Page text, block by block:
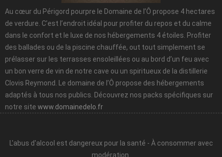
Au cœur du Périgord pourpre le Domaine de l’Ô propose 4 hectares
de verdure. C’est l’endroit idéal pour profiter du repos et du calme
dans le confort et le luxe de nos hébergements 4 étoiles. Profiter
des ballades ou de la piscine chauffée, out tout simplement se
prélasser sur les terrasses ensoleillées ou au bord d’un feu avec
un bon verre de vin de notre cave ou un spiritueux de la distillerie
Clovis Reymond. Le domaine de l’Ô propose des hébergements
adaptés à tous nos publics. Découvrez nos packs spécifiques sur
notre site www.domainedelo.fr
L'abus d'alcool est dangereux pour la santé - À consommer avec
modération.